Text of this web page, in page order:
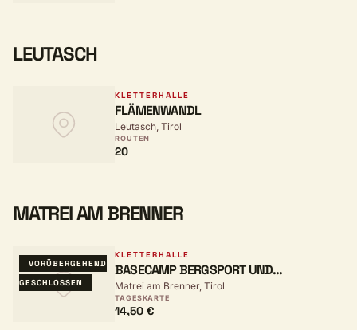
LEUTASCH
KLETTERHALLE
FLÄMENWANDL
Leutasch, Tirol
ROUTEN
20
MATREI AM BRENNER
VORÜBERGEHEND
GESCHLOSSEN
KLETTERHALLE
BASECAMP BERGSPORT UND
KLETTERHALLE
Matrei am Brenner, Tirol
TAGESKARTE
14,50 €